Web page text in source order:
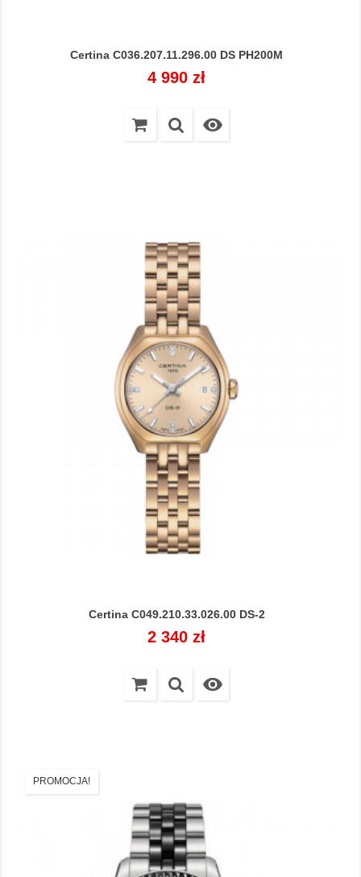
Certina C036.207.11.296.00 DS PH200M
Cena
4 990 zł

Certina C049.210.33.026.00 DS-2
Cena
2 340 zł

PROMOCJA!